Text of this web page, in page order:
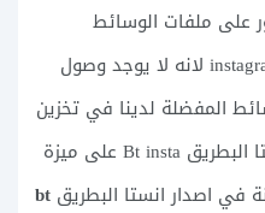
على ملفات الوسائط
المفضلة لدينا على انستقرام instagram لانه لا يوجد وصول
المفضلة لدينا في تخزين
اجهزتنا لهذا السبب يحتوي انستا البطريق Bt insta على ميزة
في اصدار انستا البطريق bt